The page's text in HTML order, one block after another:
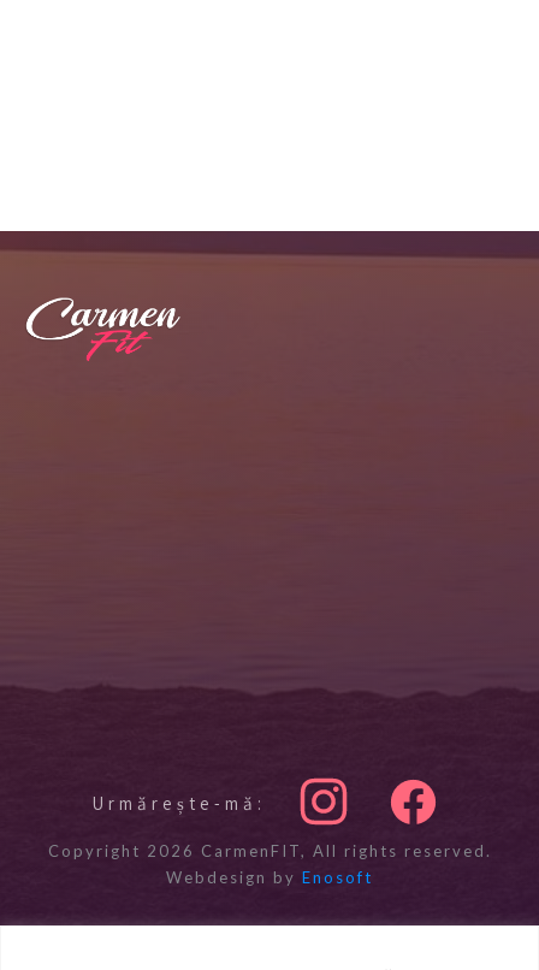
Urmărește-mă:
Copyright 2026 CarmenFIT, All rights reserved.
Webdesign by Enosoft